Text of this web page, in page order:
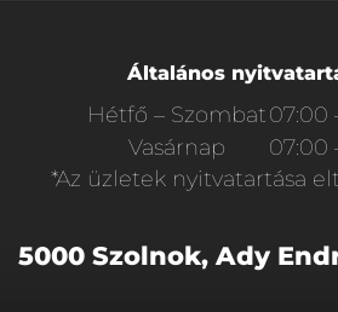
Általános
Hétfő – Szombat07:00
Vasárnap
07:00
*Az üzletek nyitvatartása
5000 Szolnok, Ady